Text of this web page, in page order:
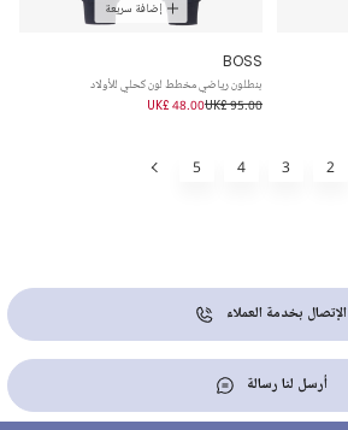
إضافة سريعة
BOSS
بنطلون رياضي مخطط لون كحلي للأولاد
UK£ 95.00
UK£ 48.00
2
3
4
5
الإتصال بخدمة العملاء
أرسل لنا رسالة